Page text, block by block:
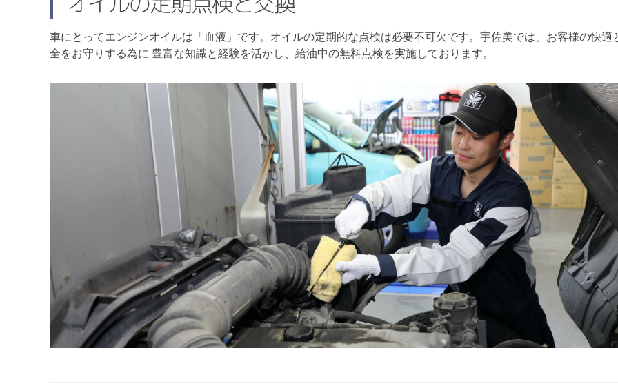
車にとってエンジンオイルは「血液」です。オイルの定期的な点検は必要不可欠です。宇佐美では、お客様の快適
全をお守りする為に 豊富な知識と経験を活かし、給油中の無料点検を実施しております。